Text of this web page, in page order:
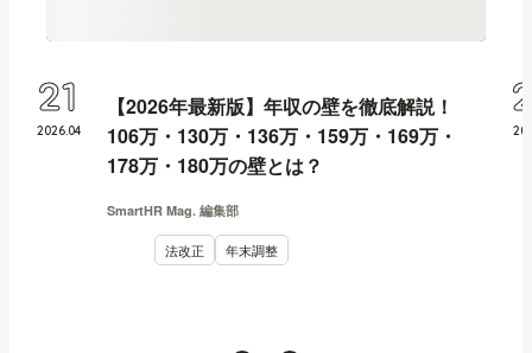
【2026年最新版】年収の壁を徹底解説！
106万・130万・136万・159万・169万・
178万・180万の壁とは？
SmartHR Mag. 編集部
法改正 年末調整
2026.04
21